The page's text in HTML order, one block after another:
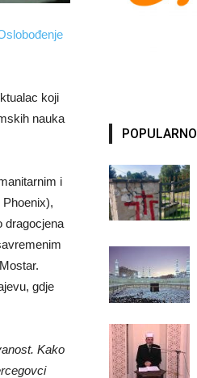
koji
nauka
i
dragocjena
gdje
Kako
POPULARNO